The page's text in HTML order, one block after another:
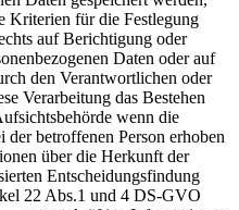
Kriterien für die Festlegung
auf Berichtigung oder
Daten oder auf
den Verantwortlichen oder
Verarbeitung das Bestehen
wenn die
der betroffenen Person erhoben
über die Herkunft der
Entscheidungsfindung
22 Abs.1 und 4 DS-GVO